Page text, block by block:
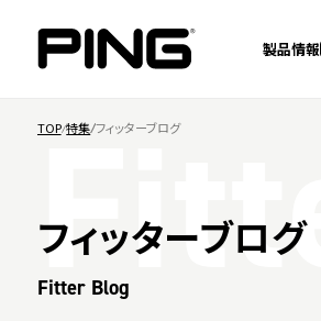
製品情報
TOP 特集 フィッターブログ
フィッターブログ
Fitter Blog